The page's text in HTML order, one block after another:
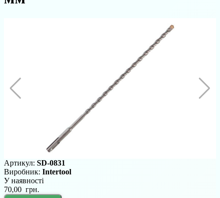
Артикул: SD-0831
Виробник: Intertool
У наявності
70,00 грн.